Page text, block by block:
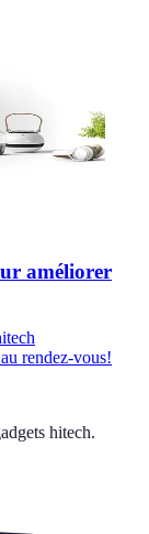
améliorer
rendez-vous!
hitech.